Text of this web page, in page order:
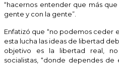
“hacernos entender que más
gente y con la gente”.
Enfatizó que “no podemos ceder
esta lucha las ideas de libertad
objetivo es la libertad real,
socialistas, “donde dependes